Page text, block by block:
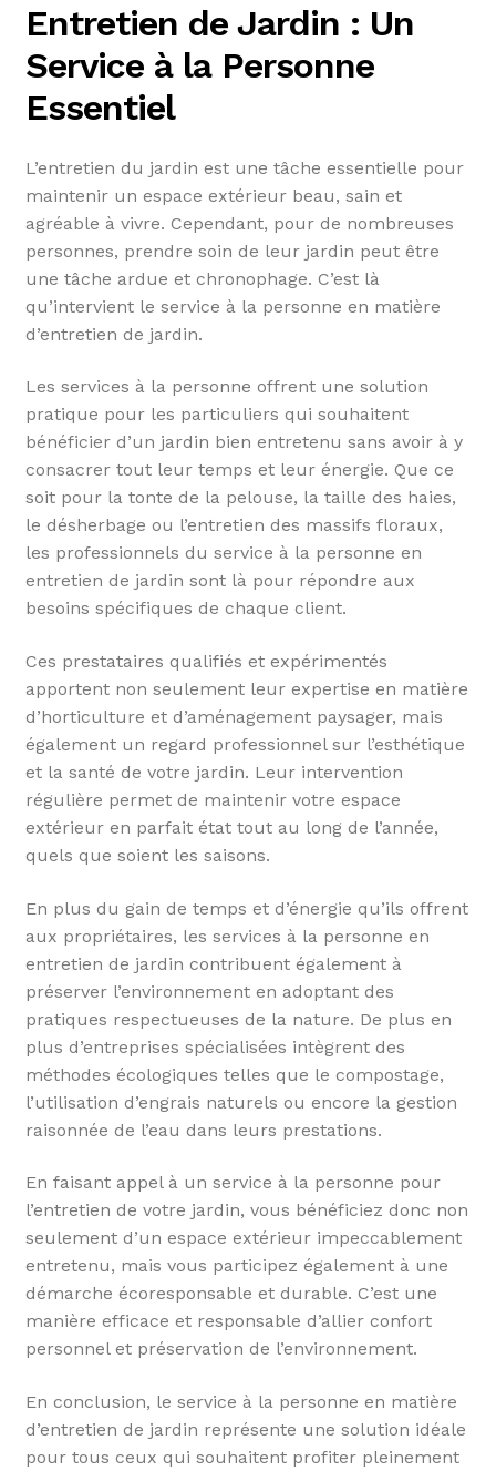
Entretien de Jardin : Un
Service à la Personne
Essentiel
L’entretien du jardin est une tâche essentielle pour
maintenir un espace extérieur beau, sain et
agréable à vivre. Cependant, pour de nombreuses
personnes, prendre soin de leur jardin peut être
une tâche ardue et chronophage. C’est là
qu’intervient le service à la personne en matière
d’entretien de jardin.
Les services à la personne offrent une solution
pratique pour les particuliers qui souhaitent
bénéficier d’un jardin bien entretenu sans avoir à y
consacrer tout leur temps et leur énergie. Que ce
soit pour la tonte de la pelouse, la taille des haies,
le désherbage ou l’entretien des massifs floraux,
les professionnels du service à la personne en
entretien de jardin sont là pour répondre aux
besoins spécifiques de chaque client.
Ces prestataires qualifiés et expérimentés
apportent non seulement leur expertise en matière
d’horticulture et d’aménagement paysager, mais
également un regard professionnel sur l’esthétique
et la santé de votre jardin. Leur intervention
régulière permet de maintenir votre espace
extérieur en parfait état tout au long de l’année,
quels que soient les saisons.
En plus du gain de temps et d’énergie qu’ils offrent
aux propriétaires, les services à la personne en
entretien de jardin contribuent également à
préserver l’environnement en adoptant des
pratiques respectueuses de la nature. De plus en
plus d’entreprises spécialisées intègrent des
méthodes écologiques telles que le compostage,
l’utilisation d’engrais naturels ou encore la gestion
raisonnée de l’eau dans leurs prestations.
En faisant appel à un service à la personne pour
l’entretien de votre jardin, vous bénéficiez donc non
seulement d’un espace extérieur impeccablement
entretenu, mais vous participez également à une
démarche écoresponsable et durable. C’est une
manière efficace et responsable d’allier confort
personnel et préservation de l’environnement.
En conclusion, le service à la personne en matière
d’entretien de jardin représente une solution idéale
pour tous ceux qui souhaitent profiter pleinement